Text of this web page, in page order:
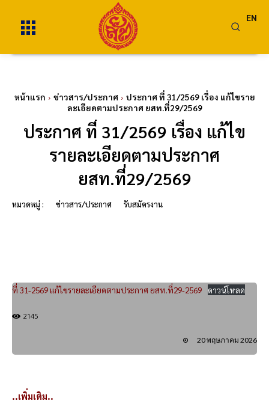
EN
หน้าแรก ข่าวสาร/ประกาศ
ประกาศ ที่ 31/2569 เรื่อง แก้ไขราย
ละเอียดตามประกาศ ยสท.ที่29/2569
ประกาศ ที่ 31/2569 เรื่อง แก้ไข
รายละเอียดตามประกาศ
ยสท.ที่29/2569
หมวดหมู่ : ข่าวสาร/ประกาศ รับสมัครงาน
ที่ 31-2569 แก้ไขรายละเอียดตามประกาศ ยสท.ที่29-2569 ดาวน์โหลด
2145
20 พฤษภาคม 2026
..เพิ่มเติม..